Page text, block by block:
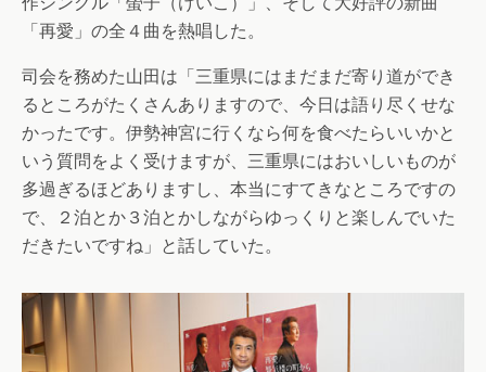
「再愛」の全４曲を熱唱した。
司会を務めた山田は「三重県にはまだまだ寄り道ができ
るところがたくさんありますので、今日は語り尽くせな
かったです。伊勢神宮に行くなら何を食べたらいいかと
いう質問をよく受けますが、三重県にはおいしいものが
多過ぎるほどありますし、本当にすてきなところですの
で、２泊とか３泊とかしながらゆっくりと楽しんでいた
だきたいですね」と話していた。